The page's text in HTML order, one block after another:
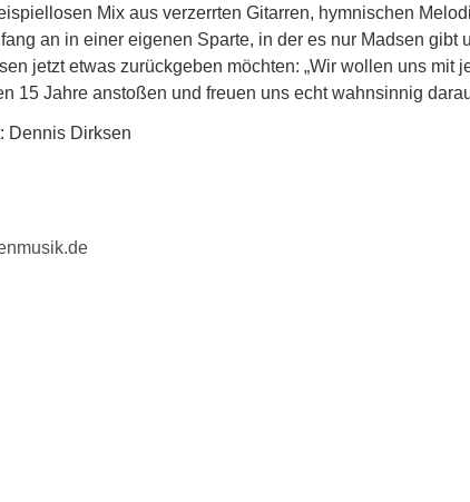
Mix aus verzerrten Gitarren, hymnischen
an in einer eigenen Sparte, in der es nur Madsen
jetzt etwas zurückgeben möchten: „Wir wollen uns
15 Jahre anstoßen und freuen uns echt wahnsinnig
Dennis Dirksen